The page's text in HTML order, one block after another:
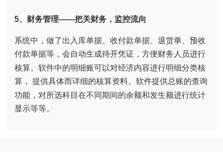
5、财务管理——把关财务，监控流向
系统中，做了出入库单据、收付款单据、退货单、预收
付款单据等，会自动生成待开凭证，方便财务人员进行
核算。软件中的明细账可以对经济内容进行明细分类核
算，
提供具体而详细的核算资料。软件提供总账的查询
功能， 对所选科目在不同期间的余额和发生额进行统计
显示等等。